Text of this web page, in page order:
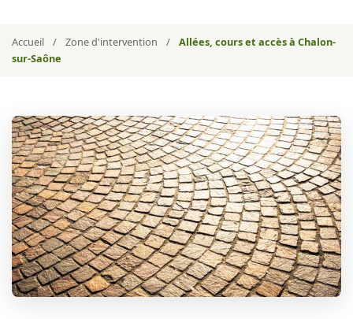
Accueil / Zone d'intervention /
Allées, cours et accès à Chalon-
sur-Saône